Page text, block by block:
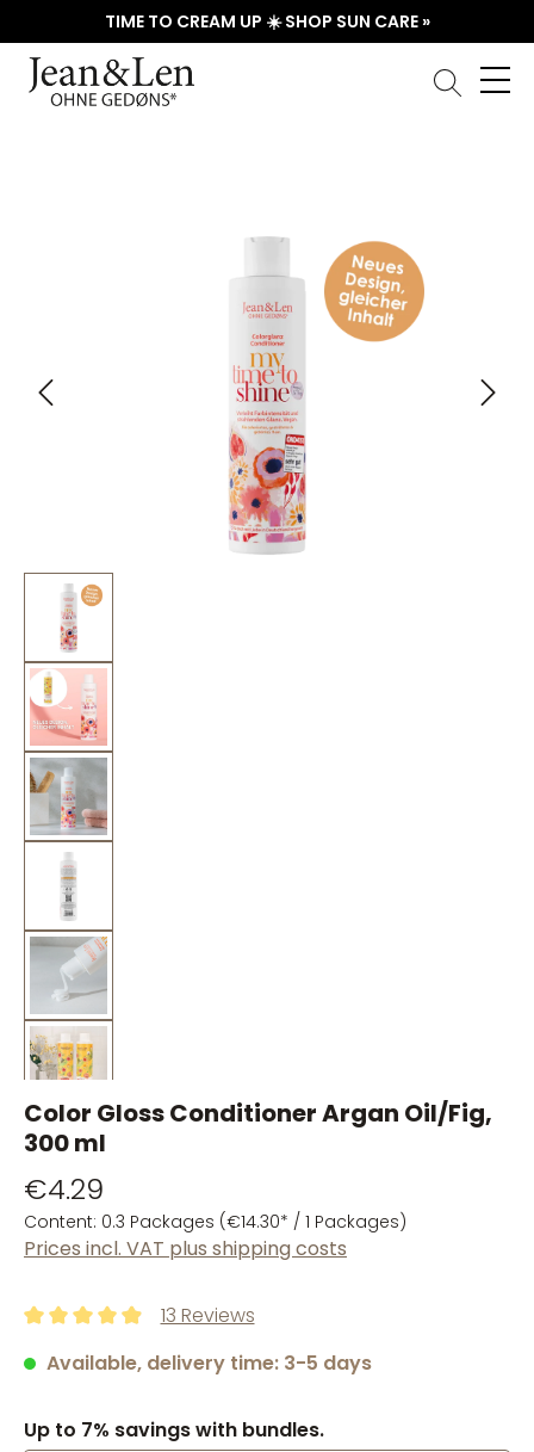
TIME TO CREAM UP ☀️ SHOP SUN CARE »
Color Gloss Conditioner Argan Oil/Fig,
300 ml
€4.29
Content: 0.3 Packages (€14.30* / 1 Packages)
Prices incl. VAT plus shipping costs
13 Reviews
Available, delivery time: 3-5 days
Up to 7% savings with bundles.